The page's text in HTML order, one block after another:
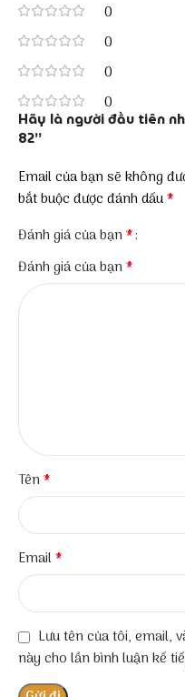
0
0
0
0
Hãy là người đầu tiên
82”
Email của bạn sẽ không
bắt buộc được đánh dấu*
Đánh giá của bạn*
Đánh giá của bạn*
Tên*
Email*
Lưu tên của tôi, email,
này cho lần bình luận kế